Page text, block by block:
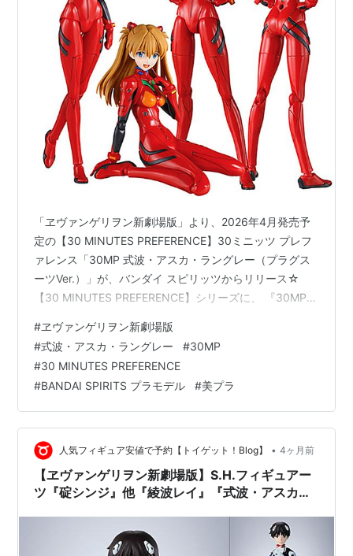
「ヱヴァンゲリヲン新劇場版」より、2026年4月発売予
定の【30 MINUTES PREFERENCE】30ミニッツ プレフ
ァレンス「30MP 式波・アスカ・ラングレー（プラグス
ーツVer.）」が、バンダイ スピリッツからリリース☆
【30 MINUTES PREFERENCE】シリーズに、 『30MP
♪ キットはノンスケールで、完成時のサイズは不明。
30MP『式波・アスカ・ラングレー（プラグスーツ
Ver.）』ヱヴァンゲリヲン新劇場版 プラモデルは、バン
ダイ スピリッツより2026年04月発売の予定です♪
【Amazon】Figure…
#ヱヴァンゲリヲン新劇場版
#式波・アスカ・ラングレー #30MP
#30 MINUTES PREFERENCE
#BANDAI SPIRITS プラモデル #美プラ
人気フィギュア安値で予約【トイゲット！Blog】 • 4ヶ月前
【ヱヴァンゲリヲン新劇場版】S.H.フィギュアー
ツ『碇シンジ』他『綾波レイ』『式波・アスカ・
り2026年11月発売予定♪